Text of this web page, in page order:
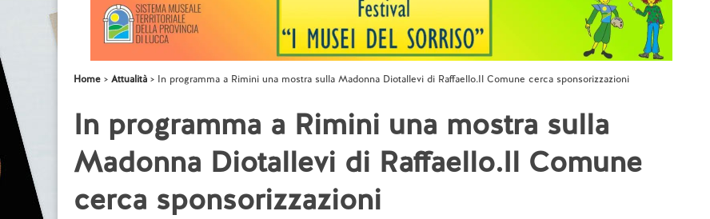
Home Attualità In programma a Rimini una mostra sulla Madonna Diotallevi di Raffaello.Il Comune cerca sponsorizzazioni
In programma a Rimini una mostra sulla
Madonna Diotallevi di Raffaello.Il Comune
cerca sponsorizzazioni